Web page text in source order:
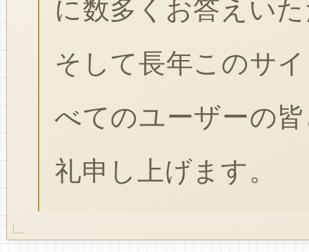
に数多くお答えい
そして長年このサ
べてのユーザーの
礼申し上げます。